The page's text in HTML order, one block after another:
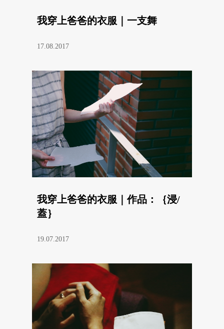
我穿上爸爸的衣服｜一支舞
17.08.2017
我穿上爸爸的衣服｜作品：｛浸/
蓋｝
19.07.2017